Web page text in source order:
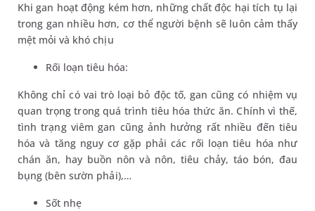
Khi gan hoạt động kém hơn, những chất độc hại tích tụ lại
trong gan nhiều hơn, cơ thể người bệnh sẽ luôn cảm thấy
mệt mỏi và khó chịu
Rối loạn tiêu hóa:
Không chỉ có vai trò loại bỏ độc tố, gan cũng có nhiệm vụ
quan trọng trong quá trình tiêu hóa thức ăn. Chính vì thế,
tình trạng viêm gan cũng ảnh hưởng rất nhiều đến tiêu
hóa và tăng nguy cơ gặp phải các rối loạn tiêu hóa như
chán ăn, hay buồn nôn và nôn, tiêu chảy, táo bón, đau
bụng (bên sườn phải),…
Sốt nhẹ